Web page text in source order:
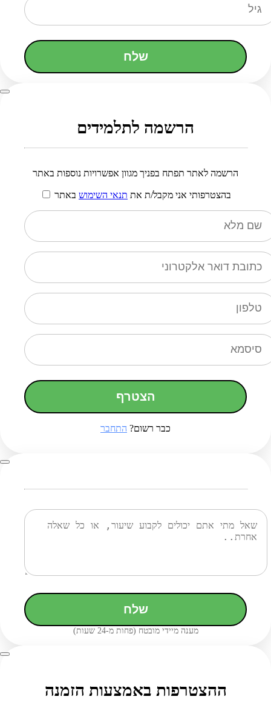
שלח
הרשמה לתלמידים
הרשמה לאתר תפתח בפניך מגוון אפשרויות נוספות באתר
בהצטרפותי אני מקבל/ת את תנאי השימוש באתר
הצטרף
כבר רשום? התחבר
שלח
מענה מיידי מובטח (פחות מ-24 שעות)
ההצטרפות באמצעות הזמנה